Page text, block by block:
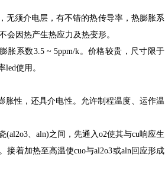
无须介电层，有不错的热传导率，热膨胀系
会因热产生热应力及热变形。
胀系数3.5 ~ 5ppm/k。价格较贵，尺寸限于
使用。
胀性，还具介电性。允许制程温度、运作温
、aln)之间，先通入o2使其与cu响应生
着加热至高温使cuo与al2o3或aln回应形成